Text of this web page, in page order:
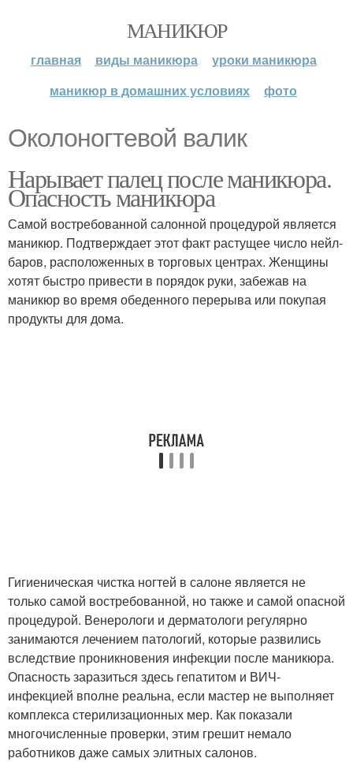
МАНИКЮР
главная виды маникюра
уроки маникюра
маникюр в домашних условиях
фото
Околоногтевой валик
Нарывает палец после маникюра.
Опасность маникюра
Самой востребованной салонной процедурой является
маникюр. Подтверждает этот факт растущее число нейл-
баров, расположенных в торговых центрах. Женщины
хотят быстро привести в порядок руки, забежав на
маникюр во время обеденного перерыва или покупая
продукты для дома.
Гигиеническая чистка ногтей в салоне является не
только самой востребованной, но также и самой опасной
процедурой. Венерологи и дерматологи регулярно
занимаются лечением патологий, которые развились
вследствие проникновения инфекции после маникюра.
Опасность заразиться здесь гепатитом и ВИЧ-
инфекцией вполне реальна, если мастер не выполняет
комплекса стерилизационных мер. Как показали
многочисленные проверки, этим грешит немало
работников даже самых элитных салонов.